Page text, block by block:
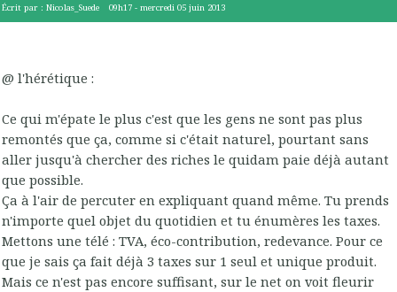
Écrit par : Nicolas_Suede 09h17 -mercredi 05 juin 2013
@ l'hérétique :
Ce qui m'épate le plus c'est que les gens ne sont pas plus
remontés que ça, comme si c'était naturel, pourtant sans
aller jusqu'à chercher des riches le quidam paie déjà autant
que possible.
Ça à l'air de percuter en expliquant quand même. Tu prends
n'importe quel objet du quotidien et tu énumères les taxes.
Mettons une télé : TVA, éco-contribution, redevance. Pour ce
que je sais ça fait déjà 3 taxes sur 1 seul et unique produit.
Mais ce n'est pas encore suffisant, sur le net on voit fleurir